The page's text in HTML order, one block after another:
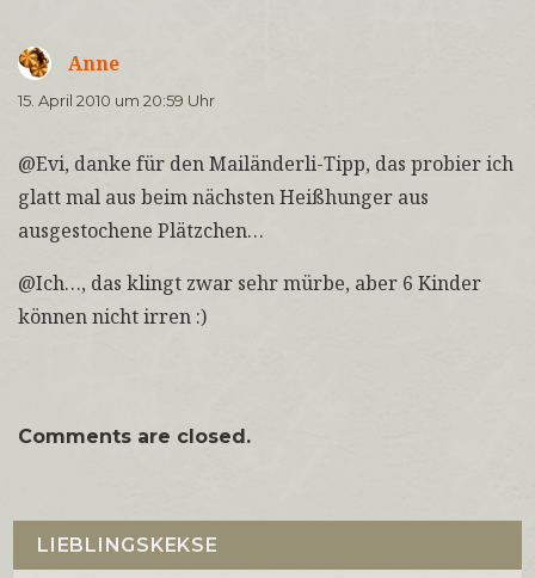
Anne
15. April 2010 um 20:59 Uhr
@Evi, danke für den Mailänderli-Tipp, das probier ich
glatt mal aus beim nächsten Heißhunger aus
ausgestochene Plätzchen…
@Ich…, das klingt zwar sehr mürbe, aber 6 Kinder
können nicht irren :)
Comments are closed.
LIEBLINGSKEKSE